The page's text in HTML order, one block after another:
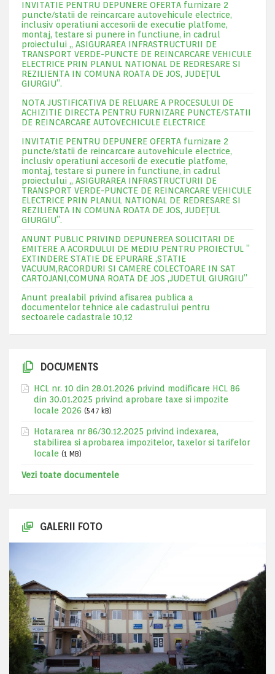
INVITATIE PENTRU DEPUNERE OFERTA furnizare 2
puncte/statii de reincarcare autovehicule electrice,
inclusiv operatiuni accesorii de executie platfome,
montaj, testare si punere in functiune, in cadrul
proiectului „ ASIGURAREA INFRASTRUCTURII DE
TRANSPORT VERDE-PUNCTE DE REINCARCARE VEHICULE
ELECTRICE PRIN PLANUL NATIONAL DE REDRESARE SI
REZILIENTA IN COMUNA ROATA DE JOS, JUDEŢUL
GIURGIU”.
NOTA JUSTIFICATIVA DE RELUARE A PROCESULUI DE
ACHIZITIE DIRECTA PENTRU FURNIZARE PUNCTE/STATII
DE REINCARCARE AUTOVECHICULE ELECTRICE
INVITATIE PENTRU DEPUNERE OFERTA furnizare 2
puncte/statii de reincarcare autovehicule electrice,
inclusiv operatiuni accesorii de executie platfome,
montaj, testare si punere in functiune, in cadrul
proiectului „ ASIGURAREA INFRASTRUCTURII DE
TRANSPORT VERDE-PUNCTE DE REINCARCARE VEHICULE
ELECTRICE PRIN PLANUL NATIONAL DE REDRESARE SI
REZILIENTA IN COMUNA ROATA DE JOS, JUDEŢUL
GIURGIU”.
ANUNT PUBLIC PRIVIND DEPUNEREA SOLICITARI DE
EMITERE A ACORDULUI DE MEDIU PENTRU PROIECTUL ”
EXTINDERE STATIE DE EPURARE ,STATIE
VACUUM,RACORDURI SI CAMERE COLECTOARE IN SAT
CARTOJANI,COMUNA ROATA DE JOS ,JUDETUL GIURGIU”
Anunt prealabil privind afisarea publica a
documentelor tehnice ale cadastrului pentru
sectoarele cadastrale 10,12
DOCUMENTS
HCL nr. 10 din 28.01.2026 privind modificare HCL 86
din 30.01.2025 privind aprobare taxe si impozite
locale 2026 (547 kB)
Hotararea nr 86/30.12.2025 privind indexarea,
stabilirea si aprobarea impozitelor, taxelor si tarifelor
locale (1 MB)
Vezi toate documentele
GALERII FOTO